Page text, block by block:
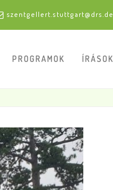
szentgellert.stuttgart@drs.de
PROGRAMOK ÍRÁSOK